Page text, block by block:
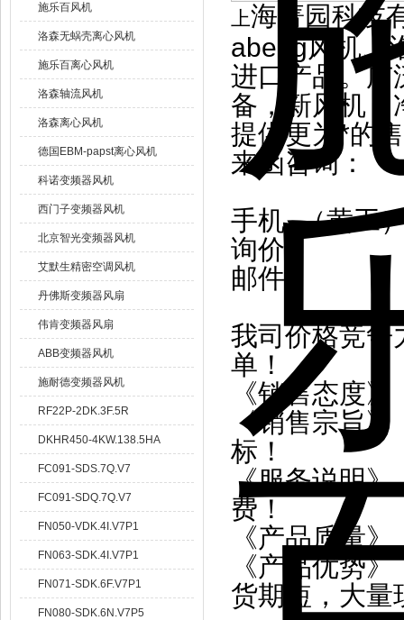
施乐百风机
洛森无蜗壳离心风机
施乐百离心风机
洛森轴流风机
洛森离心风机
德国EBM-papst离心风机
科诺变频器风机
西门子变频器风机
北京智光变频器风机
艾默生精密空调风机
丹佛斯变频器风扇
伟肯变频器风扇
ABB变频器风机
施耐德变频器风机
RF22P-2DK.3F.5R
DKHR450-4KW.138.5HA
FC091-SDS.7Q.V7
FC091-SDQ.7Q.V7
FN050-VDK.4I.V7P1
FN063-SDK.4I.V7P1
FN071-SDK.6F.V7P1
FN080-SDK.6N.V7P5
上海菁园科技
abegg风机、
进口产品。广
备，新风机，
提供更为*的
来函咨询：
手机 （黄工
询价
邮件
我司价格竞争
单！
《销售态度
《销售宗旨
标！
《服务说明
费！
《产品质量
《产品优势
货期短，大量